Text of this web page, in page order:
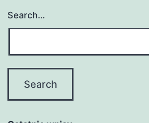
Search…